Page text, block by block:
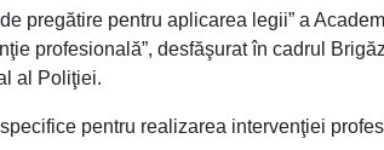
pregătire pentru aplicarea legii” a
profesională”, desfăşurat în cadrul
al Poliţiei.
pentru realizarea intervenţiei